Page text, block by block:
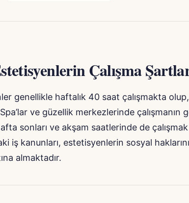
Çalışma
genellikle haftalık 40 saat çalışmakta olup,
ve güzellik merkezlerinde çalışmanın
sonları ve akşam saatlerinde de
iş kanunları, estetisyenlerin sosyal
almaktadır.